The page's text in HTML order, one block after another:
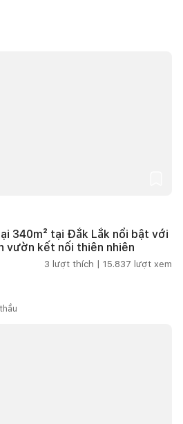
340m² tại Đắk Lắk nổi bật với
vườn kết nối thiên nhiên
3 lượt thích | 15.837 lượt xem